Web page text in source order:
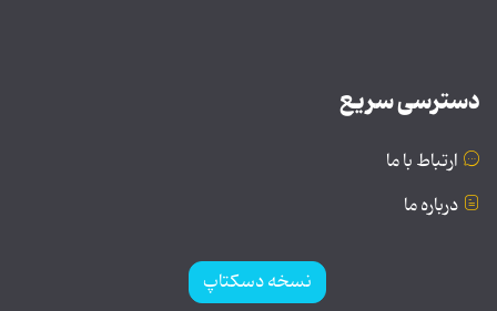
دسترسی سریع
ارتباط با ما
درباره ما
نسخه دسکتاپ